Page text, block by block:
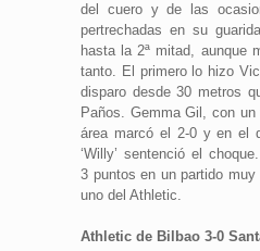
del cuero y de las
pertrechadas en su
hasta la 2ª mitad, aunque
tanto. El primero lo hizo
disparo desde 30 metros
Paños. Gemma Gil, con
área marcó el 2-0 y en el
‘Willy’ sentenció el
3 puntos en un partido
uno del Athletic.
Athletic de Bilbao 3-0